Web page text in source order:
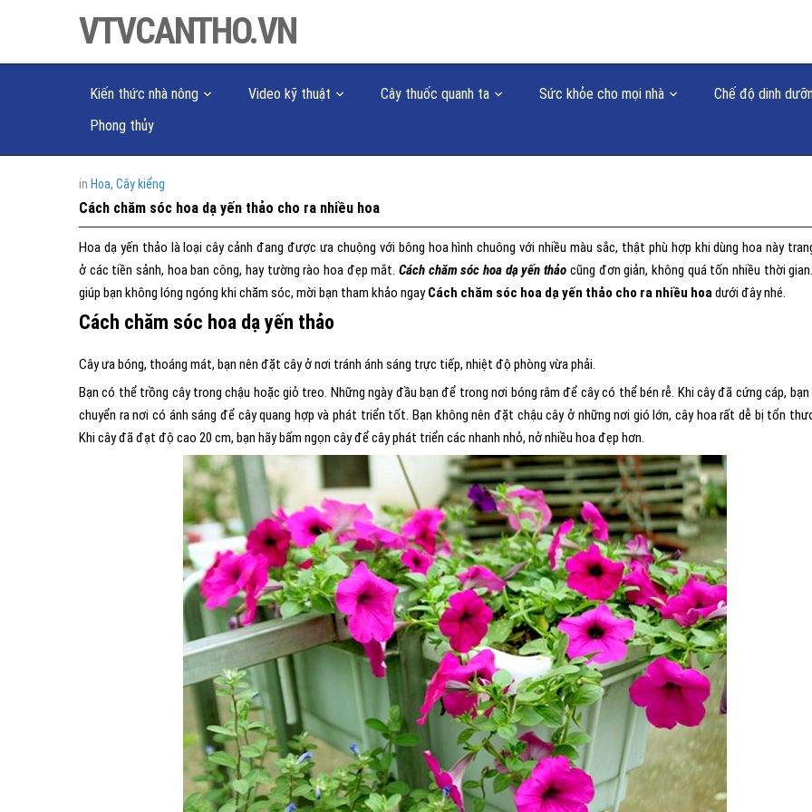
VTVCANTHO.VN
Kiến thức nhà nông Video kỹ thuật Cây thuốc quanh ta Sức khỏe cho mọi nhà
Chế độ dinh
Phong thủy
in Hoa, Cây kiểng
Cách chăm sóc hoa dạ yến thảo cho ra nhiều hoa
Hoa dạ yến thảo là loại cây cảnh đang được ưa chuộng với bông hoa hình chuông với nhiều màu sắc, thật phù hợp khi dùng hoa này
ở các tiền sảnh, hoa ban công, hay tường rào hoa đẹp mắt. Cách chăm sóc hoa dạ yến thảo cũng đơn giản, không quá tốn nhiều thời
giúp bạn không lóng ngóng khi chăm sóc, mời bạn tham khảo ngayCách chăm sóc hoa dạ yến thảo cho ra nhiều hoadưới đây nhé.
Cách chăm sóc hoa dạ yến thảo
Cây ưa bóng, thoáng mát, bạn nên đặt cây ở nơi tránh ánh sáng trực tiếp, nhiệt độ phòng vừa phải.
Bạn có thể trồng cây trong chậu hoặc giỏ treo. Những ngày đầu bạn để trong nơi bóng râm để cây có thể bén rễ. Khi cây đã cứng cáp, bạn
chuyển ra nơi có ánh sáng để cây quang hợp và phát triển tốt. Bạn không nên đặt chậu cây ở những nơi gió lớn, cây hoa rất dễ bị tổn
Khi cây đã đạt độ cao 20 cm, bạn hãy bấm ngọn cây để cây phát triển các nhanh nhỏ, nở nhiều hoa đẹp hơn.